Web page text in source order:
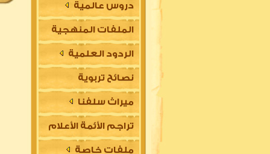
دروس عالمية
الملفات المنهجية
الردود العلمية
نصائح تربوية
ميراث سلفنا
تراجم الأئمة الأعلام
ملفات خاصة